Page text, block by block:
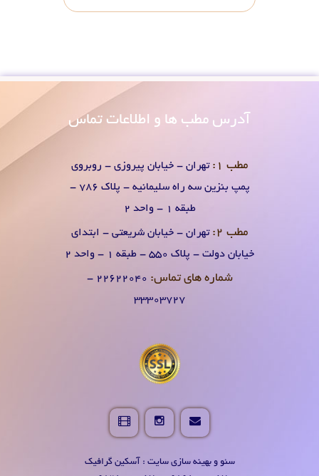
آدرس مطب ها و اطلاعات تماس
مطب 1:
تهران - خیابان پیروزی - روبروی
پمپ بنزین سه راه سلیمانیه - پلاک 786 -
طبقه 1 - واحد 2
مطب 2:
تهران - خیابان شریعتی - ابتدای
خیابان دولت - پلاک 550 - طبقه 1 - واحد 2
شماره های تماس:
۲۲۶۲۲۰۴0 -
۳۳۳۰۳۷۲۷
سئو و بهینه سازی سایت : آسکین گرافیک